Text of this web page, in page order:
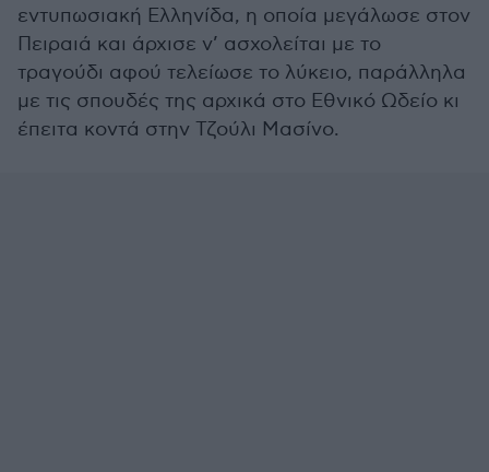
εντυπωσιακή Ελληνίδα, η οποία μεγάλωσε στον
Πειραιά και άρχισε ν’ ασχολείται με το
τραγούδι αφού τελείωσε το λύκειο, παράλληλα
με τις σπουδές της αρχικά στο Εθνικό Ωδείο κι
έπειτα κοντά στην Τζούλι Μασίνο.